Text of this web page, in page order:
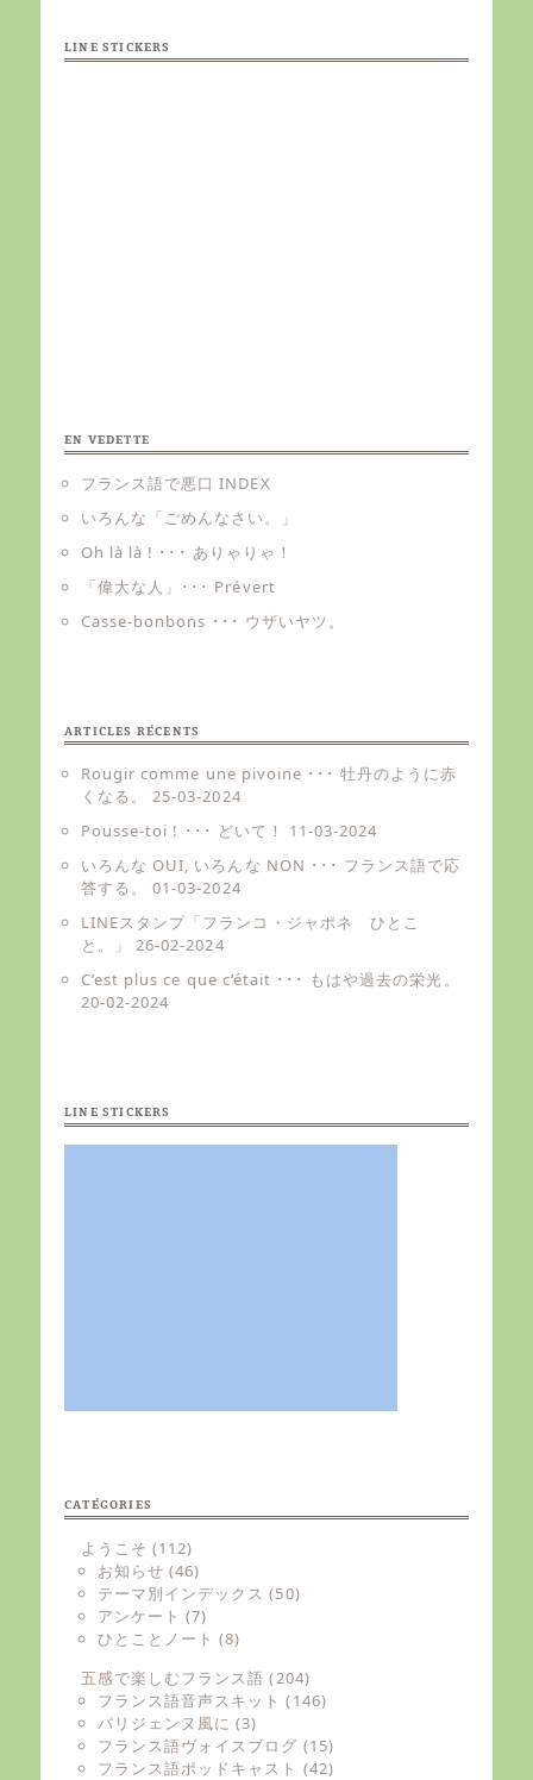
LINE STICKERS
EN VEDETTE
フランス語で悪口 INDEX
いろんな「ごめんなさい。」
Oh là là ! ･･･ ありゃりゃ！
「偉大な人」･･･ Prévert
Casse-bonbons ･･･ ウザいヤツ。
ARTICLES RÉCENTS
Rougir comme une pivoine ･･･ 牡丹のように赤
くなる。
25-03-2024
Pousse-toi ! ･･･ どいて！
11-03-2024
いろんな OUI, いろんな NON ･･･ フランス語で応
答する。
01-03-2024
LINEスタンプ「フランコ・ジャポネ ひとこ
と。」
26-02-2024
C’est plus ce que c’était ･･･ もはや過去の栄光。
20-02-2024
LINE STICKERS
CATÉGORIES
ようこそ (112)
お知らせ (46)
テーマ別インデックス (50)
アンケート (7)
ひとことノート (8)
五感で楽しむフランス語 (204)
フランス語音声スキット (146)
パリジェンヌ風に (3)
フランス語ヴォイスブログ (15)
フランス語ポッドキャスト (42)